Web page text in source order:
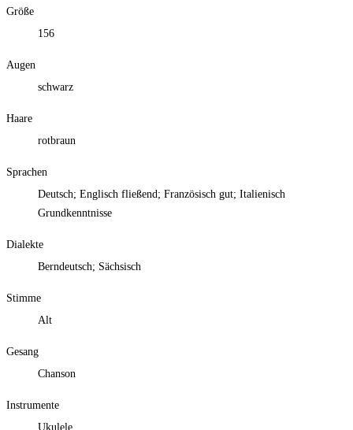
Größe
156
Augen
schwarz
Haare
rotbraun
Sprachen
Deutsch; Englisch fließend; Französisch gut; Italienisch
Grundkenntnisse
Dialekte
Berndeutsch; Sächsisch
Stimme
Alt
Gesang
Chanson
Instrumente
Ukulele